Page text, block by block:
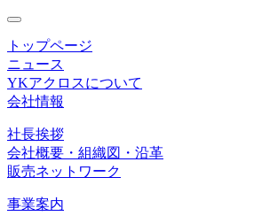
toggle
navigation
トップページ
ニュース
YKアクロスについて
会社情報
社長挨拶
会社概要・組織図・沿革
販売ネットワーク
事業案内